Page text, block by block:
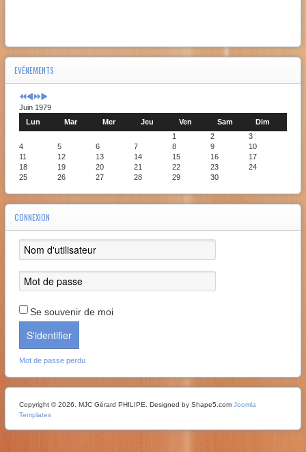
EVÉNEMENTS
Juin 1979
Lun
Mar Mer Jeu Ven Sam
Dim
1
2
3
4
5 6 7 8 9
10
11
12 13 14 15 16
17
18
19 20 21 22 23
24
25
26 27 28 29 30
CONNEXION
Se souvenir de moi
S'identifier
Mot de passe perdu
Copyright © 2026. MJC Gérard PHILIPE. Designed by Shape5.com Joomla
Templates